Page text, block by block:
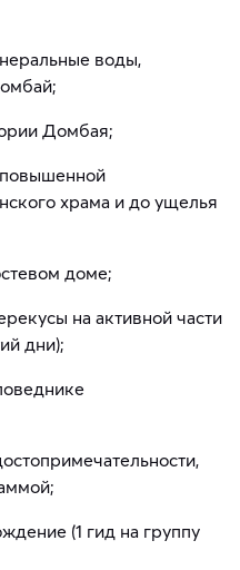
воды,
Домбая;
повышенной
храма и до ущелья
доме;
на активной части
дни);
(1 гид на группу